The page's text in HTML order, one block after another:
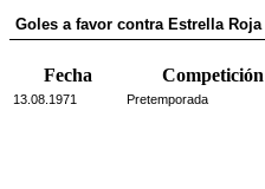
Goles a favor contra Estrella
Fecha Competición
13.08.1971 Pretemporada